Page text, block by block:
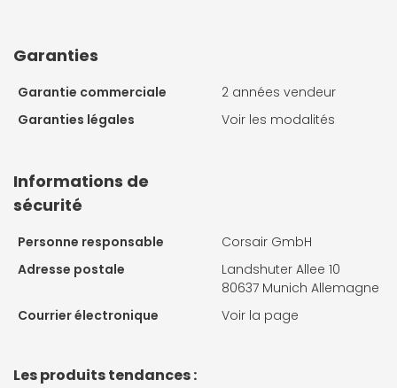
Garanties
Garantie commerciale
2 années vendeur
Garanties légales
Voir les modalités
Informations de
sécurité
Personne responsable
Corsair GmbH
Adresse postale
Landshuter Allee 10
80637 Munich Allemagne
Courrier électronique
Voir la page
Les produits tendances :